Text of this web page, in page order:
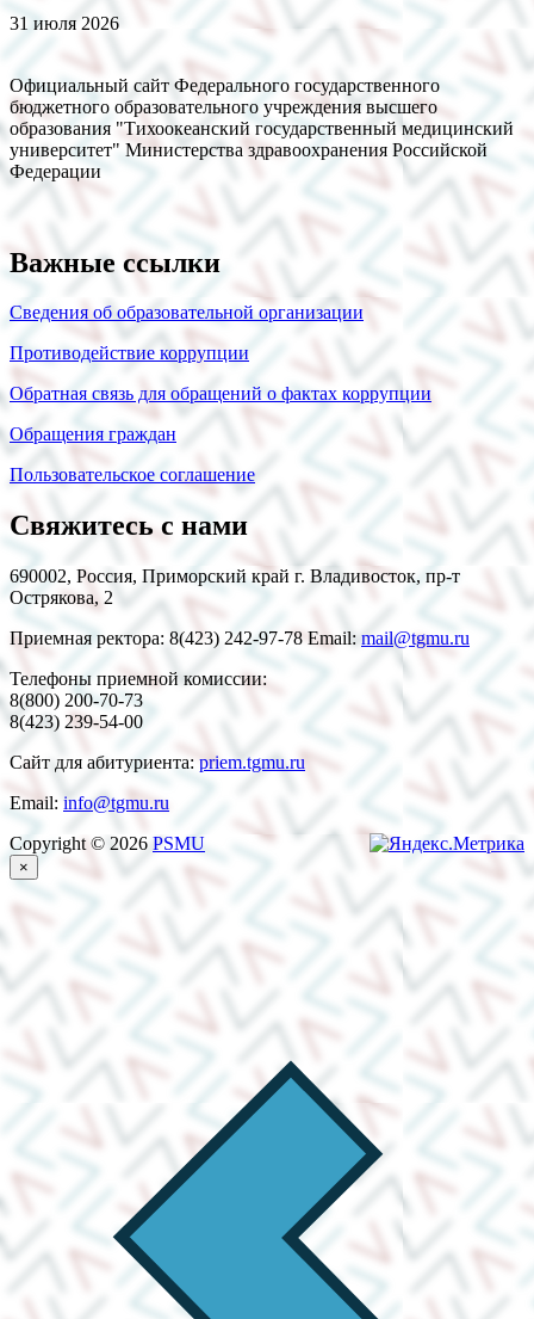
31 июля 2026
Официальный сайт Федерального государственного
бюджетного образовательного учреждения высшего
образования "Тихоокеанский государственный медицинский
университет" Министерства здравоохранения Российской
Федерации
Важные ссылки
Сведения об образовательной организации
Противодействие коррупции
Обратная связь для обращений о фактах коррупции
Обращения граждан
Пользовательское соглашение
Свяжитесь с нами
690002, Россия, Приморский край г. Владивосток, пр-т
Острякова, 2
Приемная ректора: 8(423) 242-97-78 Email: mail@tgmu.ru
Телефоны приемной комиссии:
8(800) 200-70-73
8(423) 239-54-00
Сайт для абитуриента: priem.tgmu.ru
Email: info@tgmu.ru
Copyright © 2026 PSMU
×